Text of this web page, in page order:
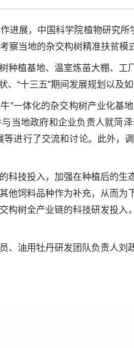
进展，中国科学院植物研究
察当地的杂交构树精准扶贫模
种植基地、温室炼苗大棚、
“十三五”期间发展规划以及
牛”一体化的杂交构树产业化基
当地政府和企业负责人就菏
等进行了交流和讨论。此外
科技投入，加强在种植后的
他饲料品种作为补充，从而
构树全产业链的科技研发投
、油用牡丹研发团队负责人